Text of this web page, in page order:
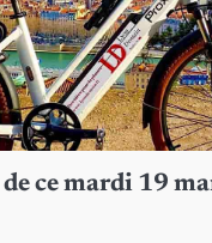
ce mardi 19